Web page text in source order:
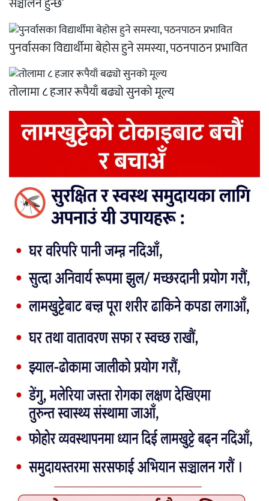
पुनर्वासका विद्यार्थीमा बेहोस हुने समस्या, पठनपाठन प्रभावित
तोलामा ८ हजार रूपैयाँ बढ्यो सुनको मूल्य